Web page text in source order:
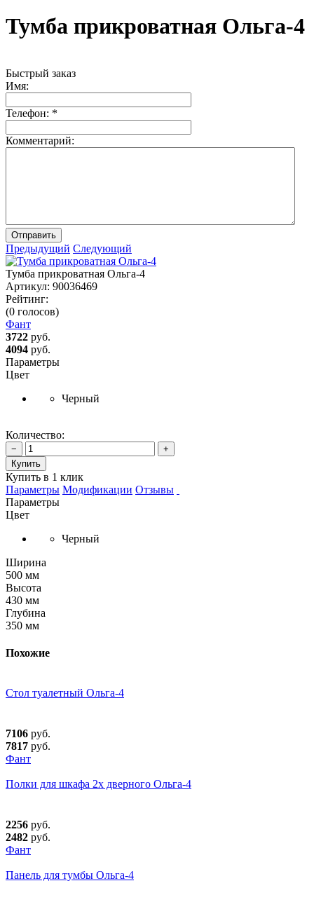
Тумба прикроватная Ольга-4
Быстрый заказ
Имя:
Телефон: *
Комментарий:
Отправить
Предыдущий Следующий
Тумба прикроватная Ольга-4
Артикул: 90036469
Рейтинг:
(0 голосов)
Фант
3722 руб.
4094 руб.
Параметры
Цвет
Черный
Количество:
−
+
Купить
Купить в 1 клик
Параметры Модификации Отзывы
Параметры
Цвет
Черный
Ширина
500 мм
Высота
430 мм
Глубина
350 мм
Похожие
Стол туалетный Ольга-4
7106 руб.
7817 руб.
Фант
Полки для шкафа 2х дверного Ольга-4
2256 руб.
2482 руб.
Фант
Панель для тумбы Ольга-4